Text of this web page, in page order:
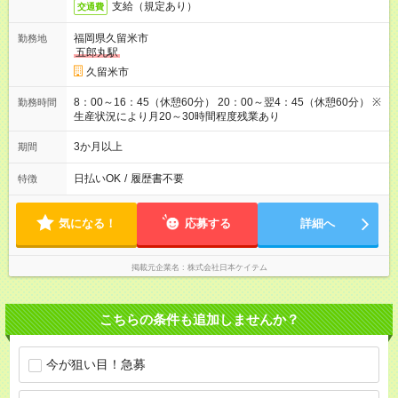
交通費 支給（規定あり）
勤務地
福岡県久留米市
五郎丸駅
久留米市
勤務時間
8：00～16：45（休憩60分） 20：00～翌4：45（休憩60分） ※
生産状況により月20～30時間程度残業あり
期間 3か月以上
特徴 日払いOK / 履歴書不要
気になる！ 応募する 詳細へ
掲載元企業名 株式会社日本ケイテム
こちらの条件も追加しませんか？
今が狙い目！急募